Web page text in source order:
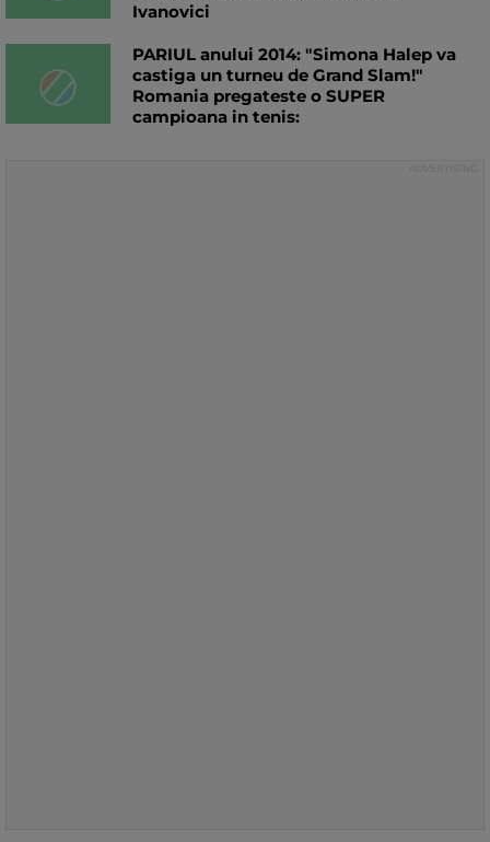
Ivanovici
PARIUL anului 2014: "Simona Halep va
castiga un turneu de Grand Slam!"
Romania pregateste o SUPER
campioana in tenis: